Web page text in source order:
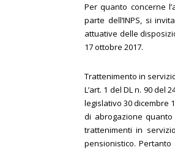
Per quanto concerne
parte dell’INPS, si
attuative delle
17 ottobre 2017.
Trattenimento in
L’art. 1 del DL n. 90 del
legislativo 30 dicembre
di abrogazione quanto
trattenimenti in
pensionistico.